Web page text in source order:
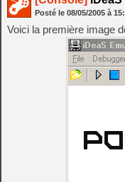
Posté le 08/05/2005 à
Voici la première image